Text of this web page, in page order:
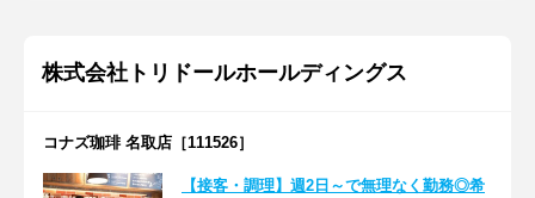
株式会社トリドールホールディングス
コナズ珈琲 名取店［111526］
【接客・調理】週2日～で無理なく勤務◎希